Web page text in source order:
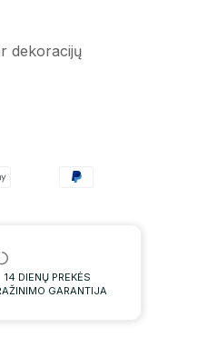
dekoracijų
14 DIENŲ PREKĖS
GARANTIJA